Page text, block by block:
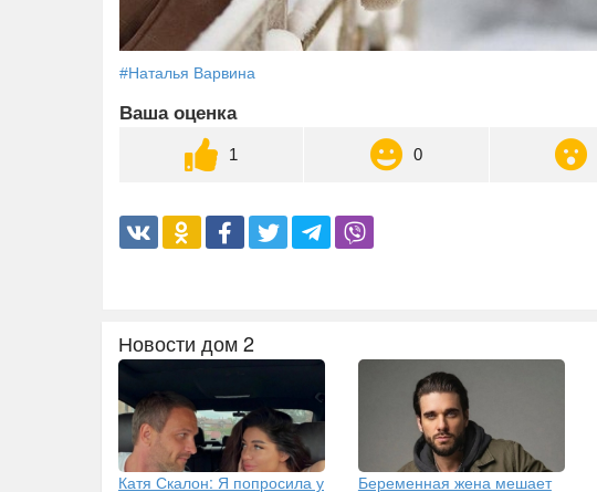
#Наталья Варвина
Ваша оценка
1 0
Новости дом 2
Катя Скалон: Я попросила у
Беременная жена мешает